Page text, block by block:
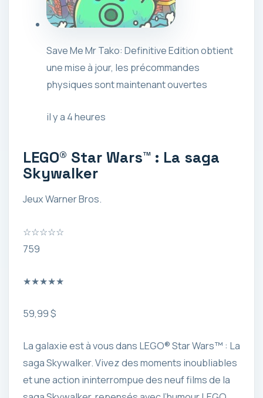
Save Me Mr Tako: Definitive Edition obtient
une mise à jour, les précommandes
physiques sont maintenant ouvertes
il y a 4 heures
LEGO® Star Wars™ : La saga
Skywalker
Jeux Warner Bros.
☆☆☆☆☆
759
★★★★★
59,99 $
La galaxie est à vous dans LEGO® Star Wars™ : La
saga Skywalker. Vivez des moments inoubliables
et une action ininterrompue des neuf films de la